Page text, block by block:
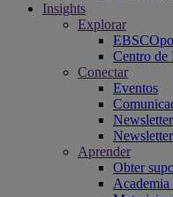
Insights
Explorar
Centro de
Conectar
Eventos
Aprender
Obter